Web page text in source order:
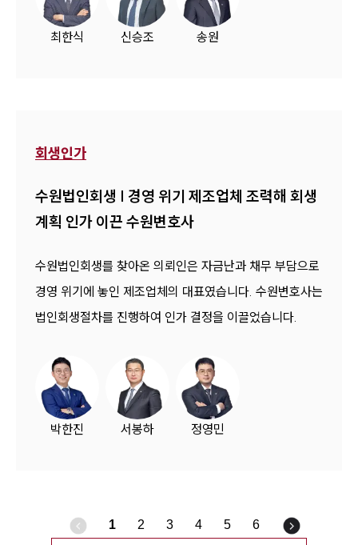
최한식 신승조 송원
회생인가
수원법인회생 | 경영 위기 제조업체 조력해 회생
계획 인가 이끈 수원변호사
수원법인회생를 찾아온 의뢰인은 자금난과 채무 부담으로
경영 위기에 놓인 제조업체의 대표였습니다. 수원변호사는
법인회생절차를 진행하여 인가 결정을 이끌었습니다.
박한진 서봉하 정영민
1 2 3 4 5 6